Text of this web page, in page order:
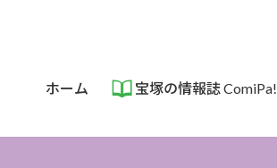
ホーム 宝塚の情報誌 ComiPa!